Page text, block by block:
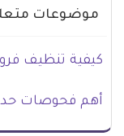
موضوعات
كيفية تنظيف
أهم فحوصات